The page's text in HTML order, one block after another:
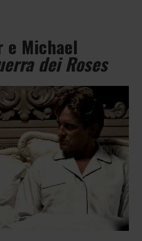
e Michael
dei Roses